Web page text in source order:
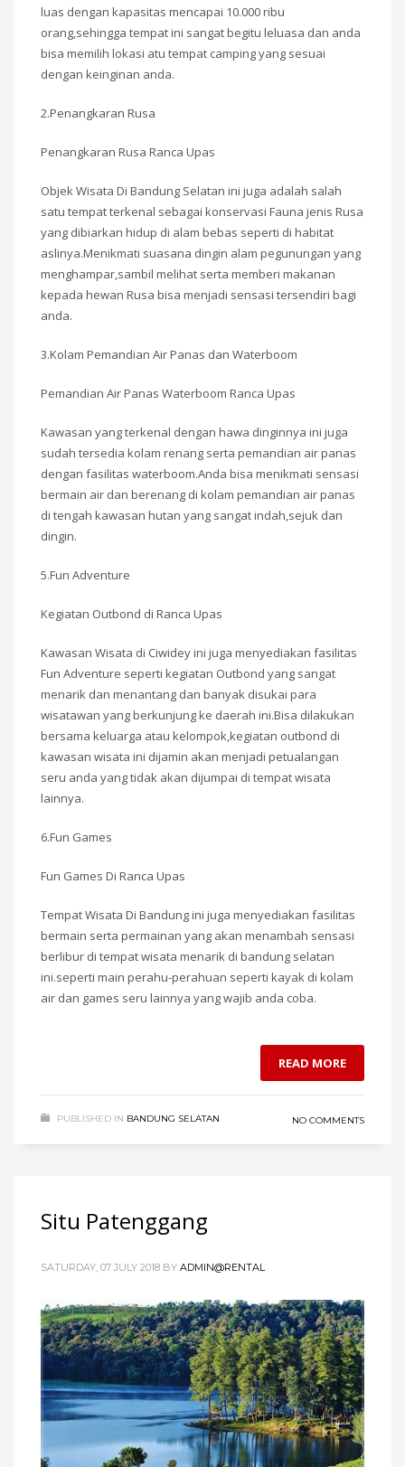
luas dengan kapasitas mencapai 10.000 ribu
orang,sehingga tempat ini sangat begitu leluasa dan anda
bisa memilih lokasi atu tempat camping yang sesuai
dengan keinginan anda.
2.Penangkaran Rusa
Penangkaran Rusa Ranca Upas
Objek Wisata Di Bandung Selatan ini juga adalah salah
satu tempat terkenal sebagai konservasi Fauna jenis Rusa
yang dibiarkan hidup di alam bebas seperti di habitat
aslinya.Menikmati suasana dingin alam pegunungan yang
menghampar,sambil melihat serta memberi makanan
kepada hewan Rusa bisa menjadi sensasi tersendiri bagi
anda.
3.Kolam Pemandian Air Panas dan Waterboom
Pemandian Air Panas Waterboom Ranca Upas
Kawasan yang terkenal dengan hawa dinginnya ini juga
sudah tersedia kolam renang serta pemandian air panas
dengan fasilitas waterboom.Anda bisa menikmati sensasi
bermain air dan berenang di kolam pemandian air panas
di tengah kawasan hutan yang sangat indah,sejuk dan
dingin.
5.Fun Adventure
Kegiatan Outbond di Ranca Upas
Kawasan Wisata di Ciwidey ini juga menyediakan fasilitas
Fun Adventure seperti kegiatan Outbond yang sangat
menarik dan menantang dan banyak disukai para
wisatawan yang berkunjung ke daerah ini.Bisa dilakukan
bersama keluarga atau kelompok,kegiatan outbond di
kawasan wisata ini dijamin akan menjadi petualangan
seru anda yang tidak akan dijumpai di tempat wisata
lainnya.
6.Fun Games
Fun Games Di Ranca Upas
Tempat Wisata Di Bandung ini juga menyediakan fasilitas
bermain serta permainan yang akan menambah sensasi
berlibur di tempat wisata menarik di bandung selatan
ini.seperti main perahu-perahuan seperti kayak di kolam
air dan games seru lainnya yang wajib anda coba.
READ MORE
PUBLISHED IN BANDUNG SELATAN NO COMMENTS
Situ Patenggang
SATURDAY, 07 JULY 2018 BY ADMIN@RENTAL